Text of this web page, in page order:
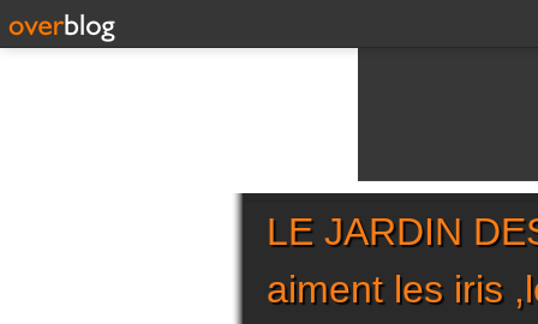
LE JARDIN
aiment les iris